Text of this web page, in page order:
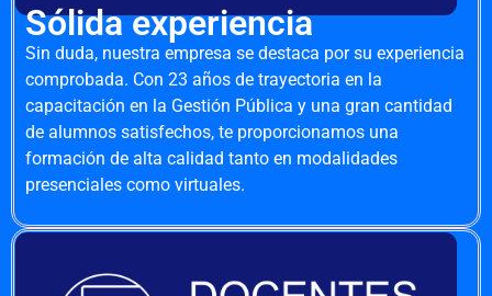
Sólida experiencia
Sin duda, nuestra empresa se destaca por su experiencia
comprobada. Con 23 años de trayectoria en la
capacitación en la Gestión Pública y una gran cantidad
de alumnos satisfechos, te proporcionamos una
formación de alta calidad tanto en modalidades
presenciales como virtuales.